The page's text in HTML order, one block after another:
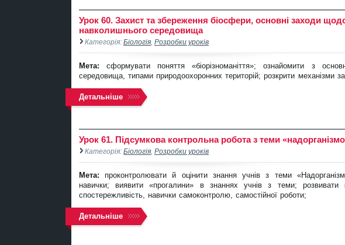
Урок 60. Захист та збереження біосфери, основні заходи
навколишнього середовища
Категорія: Біологія Розробки уроків
Мета: сформувати поняття «біорізноманіття»; ознайомити з
середовища, типами природоохоронних територій; розкрити механізми
Детальніше
Урок 61. Підсумкова контрольна робота з теми
Категорія: Біологія Розробки уроків
Мета: проконтролювати й оцінити знання учнів з теми
навички; виявити «прогалини» в знаннях учнів з теми; розвивати
спостережливість, навички самоконтролю, самостійної роботи;
Детальніше